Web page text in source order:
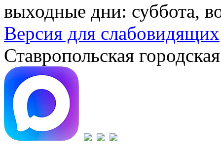
выходные дни: суббота,
Версия для слабовидящих
Ставропольская